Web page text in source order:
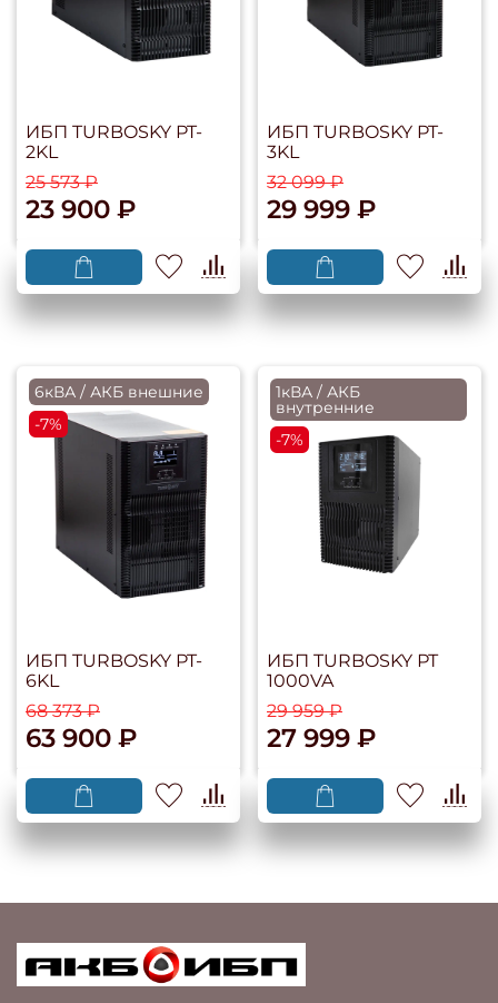
ИБП TURBOSKY PT-
2KL
25 573 ₽
23 900 ₽
ИБП TURBOSKY PT-
3KL
32 099 ₽
29 999 ₽
6кВА / АКБ внешние
-7%
ИБП TURBOSKY PT-
6KL
68 373 ₽
63 900 ₽
1кВА / АКБ
внутренние
-7%
ИБП TURBOSKY РТ
1000VA
29 959 ₽
27 999 ₽